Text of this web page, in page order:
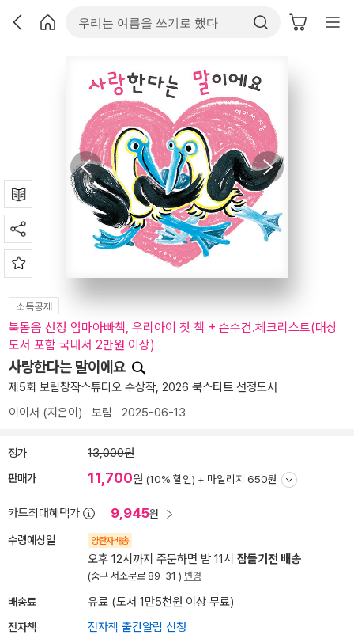
소득공제
북돋움 선정 엄마아빠책, 우리아이 첫 책 + 손수건.체크리스트(대상
도서 포함 국내서 2만원 이상)
사랑한다는 말이에요
제5회 보림창작스튜디오 수상작, 2026 북스타트 선정도서
이이서 (지은이) 보림 2025-06-13
정가 13,000원
판매가 11,700원 (10% 할인) + 마일리지 650원
카드최대혜택가 9,945원
수령예상일 양탄자배송
오후 12시까지 주문하면 밤 11시 잠들기전 배송
(중구 서소문로 89-31 ) 변경
배송료 유료 (도서 1만5천원 이상 무료)
전자책 전자책 출간알림 신청